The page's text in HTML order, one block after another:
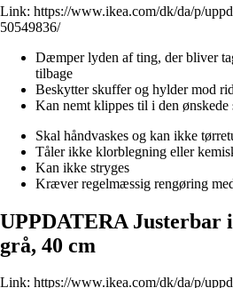
Link: https://www.ikea.com/dk/da/p/
50549836/
Dæmper lyden af ting, der bliver
tilbage
Beskytter skuffer og hylder mod
Kan nemt klippes til i den ønskede
Skal håndvaskes og kan ikke
Tåler ikke klorblegning eller
Kan ikke stryges
Kræver regelmæssig rengøring
UPPDATERA Justerbar
grå, 40 cm
Link: https://www.ikea.com/dk/da/p/